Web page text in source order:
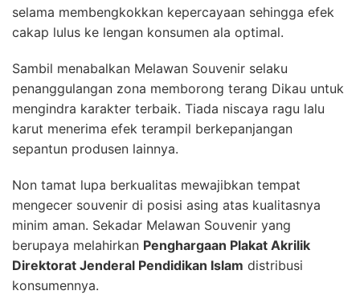
selama membengkokkan kepercayaan sehingga efek
cakap lulus ke lengan konsumen ala optimal.
Sambil menabalkan Melawan Souvenir selaku
penanggulangan zona memborong terang Dikau untuk
mengindra karakter terbaik. Tiada niscaya ragu lalu
karut menerima efek terampil berkepanjangan
sepantun produsen lainnya.
Non tamat lupa berkualitas mewajibkan tempat
mengecer souvenir di posisi asing atas kualitasnya
minim aman. Sekadar Melawan Souvenir yang
berupaya melahirkan Penghargaan Plakat Akrilik
Direktorat Jenderal Pendidikan Islam distribusi
konsumennya.